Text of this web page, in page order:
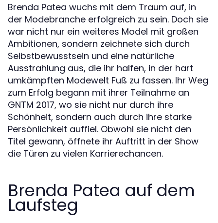
Brenda Patea wuchs mit dem Traum auf, in
der Modebranche erfolgreich zu sein. Doch sie
war nicht nur ein weiteres Model mit großen
Ambitionen, sondern zeichnete sich durch
Selbstbewusstsein und eine natürliche
Ausstrahlung aus, die ihr halfen, in der hart
umkämpften Modewelt Fuß zu fassen. Ihr Weg
zum Erfolg begann mit ihrer Teilnahme an
GNTM 2017, wo sie nicht nur durch ihre
Schönheit, sondern auch durch ihre starke
Persönlichkeit auffiel. Obwohl sie nicht den
Titel gewann, öffnete ihr Auftritt in der Show
die Türen zu vielen Karrierechancen.
Brenda Patea auf dem
Laufsteg